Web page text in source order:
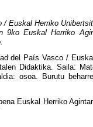
Herriko
9ko Euskal Herriko
del País Vasco /
Didaktika. Saila:
osoa. Burutu
Euskal Herriko